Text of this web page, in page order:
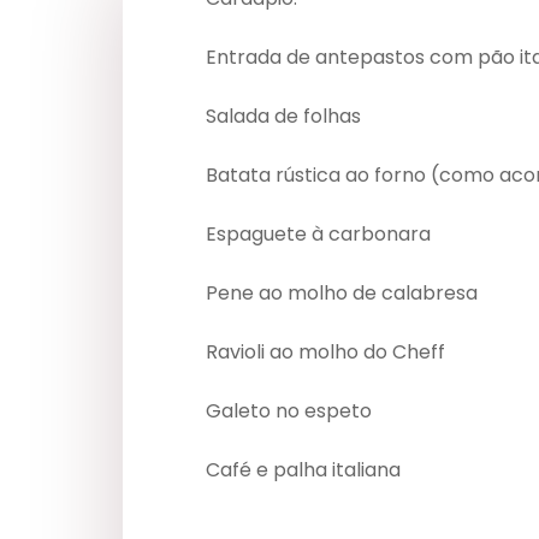
Entrada de antepastos com pão
Salada de folhas
Batata rústica ao forno (como
Espaguete à carbonara
Pene ao molho de calabresa
Ravioli ao molho do Cheff
Galeto no espeto
Café e palha italiana